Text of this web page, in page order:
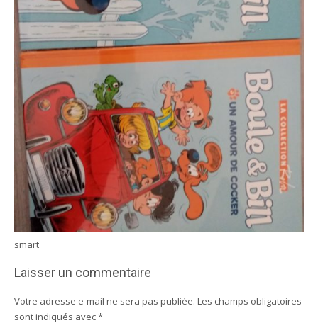
smart
Laisser un commentaire
Votre adresse e-mail ne sera pas publiée. Les champs obligatoires
sont indiqués avec*